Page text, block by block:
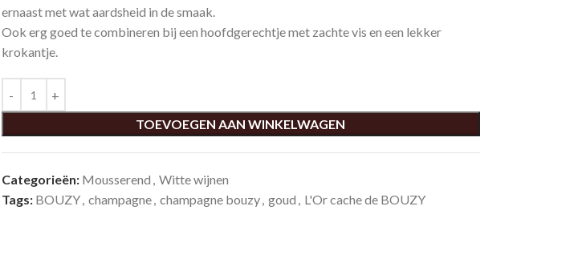
ernaast met wat aardsheid in de smaak.
Ook erg goed te combineren bij een hoofdgerechtje met zachte vis en een lekker
krokantje.
TOEVOEGEN AAN WINKELWAGEN
Categorieën: Mousserend , Witte wijnen
Tags: BOUZY, champagne, champagne bouzy, goud , L'Or cache de BOUZY